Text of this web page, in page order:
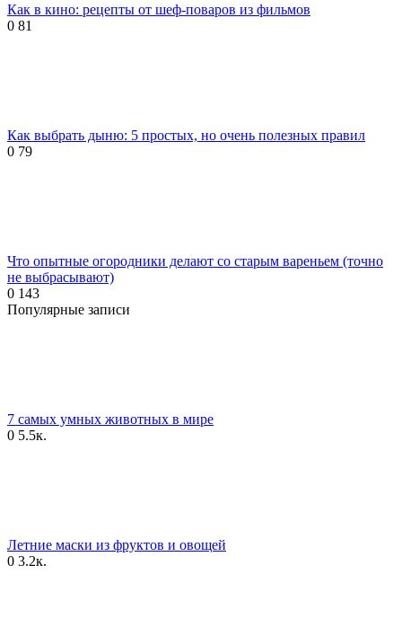
Как в кино: рецепты от шеф-поваров из фильмов
0 81
Как выбрать дыню: 5 простых, но очень полезных правил
0 79
Что опытные огородники делают со старым вареньем (точно
не выбрасывают)
0 143
Популярные записи
7 самых умных животных в мире
0 5.5к.
Летние маски из фруктов и овощей
0 3.2к.